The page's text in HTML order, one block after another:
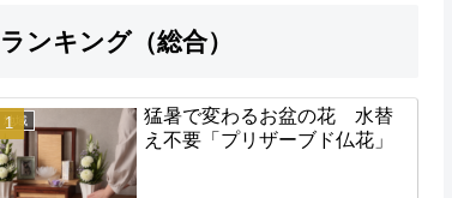
ランキング（総合）
地域
猛暑で変わるお盆の花 水替
え不要「プリザーブド仏花」